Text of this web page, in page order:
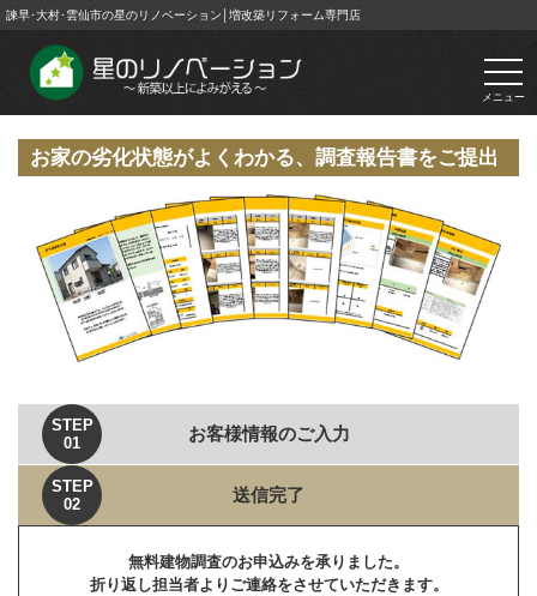
諫早･大村･雲仙市の星のリノベーション│増改築リフォーム専門店
メニュー
お家の劣化状態がよくわかる、調査報告書をご提出
STEP
01
お客様情報のご入力
STEP
02
送信完了
無料建物調査のお申込みを承りました。
折り返し担当者よりご連絡をさせていただきます。